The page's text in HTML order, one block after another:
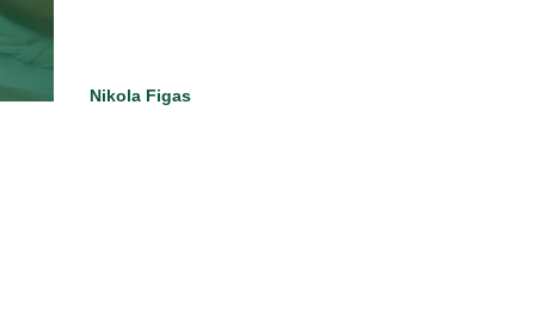
Nikola Figas